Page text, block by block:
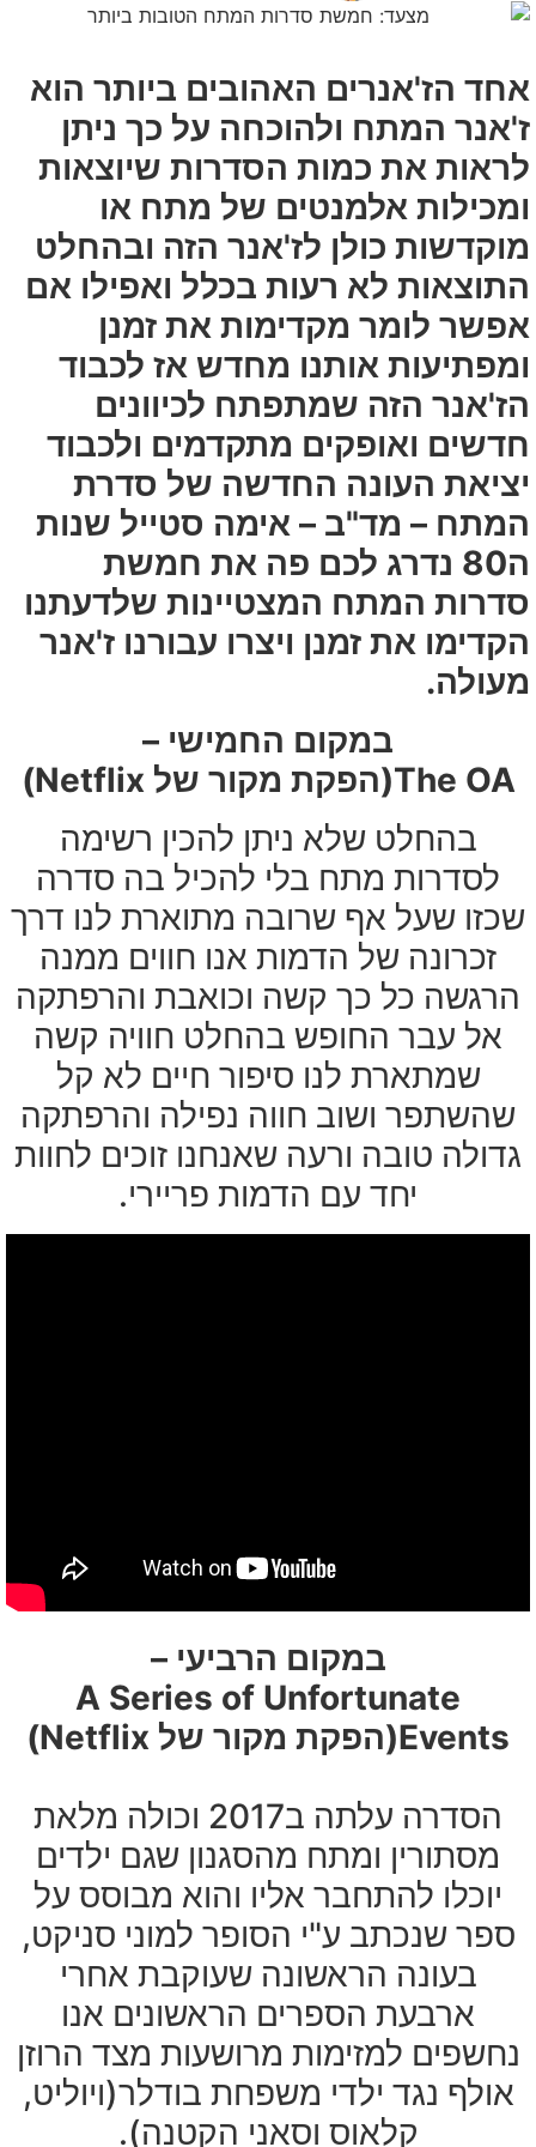
אחד הז'אנרים האהובים ביותר הוא
ז'אנר המתח ולהוכחה על כך ניתן
לראות את כמות הסדרות שיוצאות
ומכילות אלמנטים של מתח או
מוקדשות כולן לז'אנר הזה ובהחלט
התוצאות לא רעות בכלל ואפילו אם
אפשר לומר מקדימות את זמנן
ומפתיעות אותנו מחדש אז לכבוד
הז'אנר הזה שמתפתח לכיוונים
חדשים ואופקים מתקדמים ולכבוד
יציאת העונה החדשה של סדרת
המתח – מד"ב – אימה סטייל שנות
ה80 נדרג לכם פה את חמשת
סדרות המתח המצטיינות שלדעתנו
הקדימו את זמנן ויצרו עבורנו ז'אנר
מעולה.
במקום החמישי –
The OA(הפקת מקור של Netflix)
בהחלט שלא ניתן להכין רשימה
לסדרות מתח בלי להכיל בה סדרה
שכזו שעל אף שרובה מתוארת לנו דרך
זכרונה של הדמות אנו חווים ממנה
הרגשה כל כך קשה וכואבת והרפתקה
אל עבר החופש בהחלט חוויה קשה
שמתארת לנו סיפור חיים לא קל
שהשתפר ושוב חווה נפילה והרפתקה
גדולה טובה ורעה שאנחנו זוכים לחוות
יחד עם הדמות פריירי.
במקום הרביעי –
A Series of Unfortunate
Events(הפקת מקור של Netflix)
הסדרה עלתה ב2017 וכולה מלאת
מסתורין ומתח מהסגנון שגם ילדים
יוכלו להתחבר אליו והוא מבוסס על
ספר שנכתב ע"י הסופר למוני סניקט,
בעונה הראשונה שעוקבת אחרי
ארבעת הספרים הראשונים אנו
נחשפים למזימות מרושעות מצד הרוזן
אולף נגד ילדי משפחת בודלר(ויוליט,
קלאוס וסאני הקטנה).